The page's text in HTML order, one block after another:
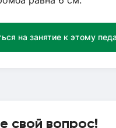
на занятие к этому
свой вопрос!